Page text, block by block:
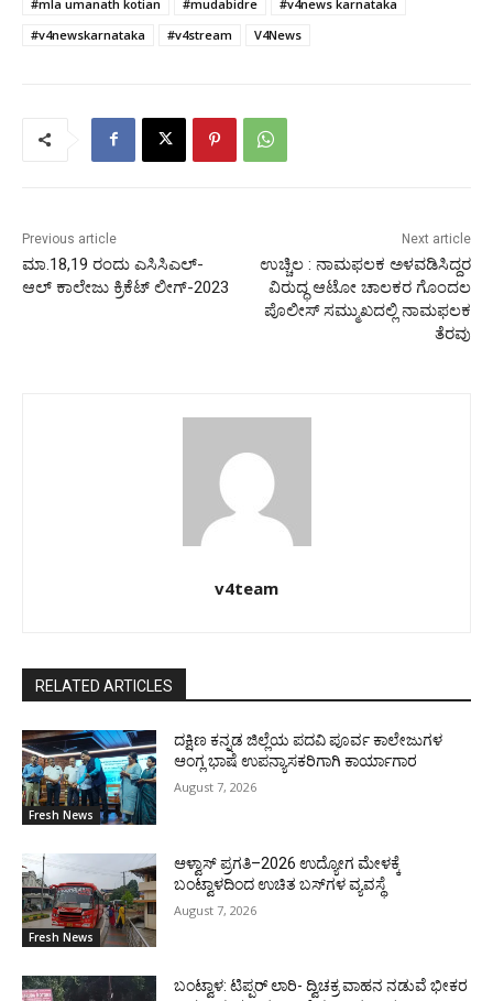
#mla umanath kotian
#mudabidre
#v4news karnataka
#v4newskarnataka
#v4stream V4News
Previous article
ಮಾ.18,19 ರಂದು ಎಸಿಸಿಎಲ್-
ಆಲ್ ಕಾಲೇಜು ಕ್ರಿಕೆಟ್ ಲೀಗ್-2023
Next article
ಉಚ್ಚಿಲ : ನಾಮಫಲಕ ಅಳವಡಿಸಿದ್ದರ
ವಿರುದ್ಧ ಆಟೋ ಚಾಲಕರ ಗೊಂದಲ
ಪೊಲೀಸ್ ಸಮ್ಮುಖದಲ್ಲಿ ನಾಮಫಲಕ
ತೆರವು
v4team
RELATED ARTICLES
Fresh News
ದಕ್ಷಿಣ ಕನ್ನಡ ಜಿಲ್ಲೆಯ ಪದವಿ ಪೂರ್ವ ಕಾಲೇಜುಗಳ
ಆಂಗ್ಲ ಭಾಷೆ ಉಪನ್ಯಾಸಕರಿಗಾಗಿ ಕಾರ್ಯಾಗಾರ
August 7, 2026
Fresh News
ಆಳ್ವಾಸ್ ಪ್ರಗತಿ–2026 ಉದ್ಯೋಗ ಮೇಳಕ್ಕೆ
ಬಂಟ್ವಾಳದಿಂದ ಉಚಿತ ಬಸ್‌ಗಳ ವ್ಯವಸ್ಥೆ
August 7, 2026
ಬಂಟ್ವಾಳ: ಟಿಪ್ಪರ್ ಲಾರಿ- ದ್ವಿಚಕ್ರ ವಾಹನ ನಡುವೆ ಭೀಕರ